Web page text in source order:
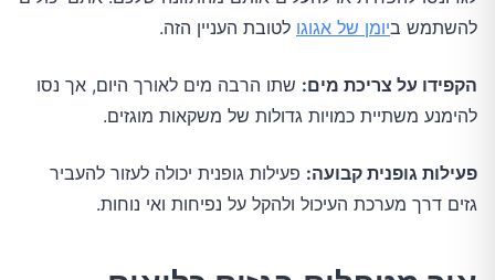
להשתמש ביומן של אגוגו לטובת העניין הזה.
הקפידו על צריכת מים: שתו הרבה מים לאורך היום, אך נסו
להימנע משתיית כמויות גדולות של משקאות מוגזים.
פעילות גופנית קבועה: פעילות גופנית יכולה לעזור להעביר
גזים דרך מערכת העיכול ולהקל על נפיחות ואי נוחות.